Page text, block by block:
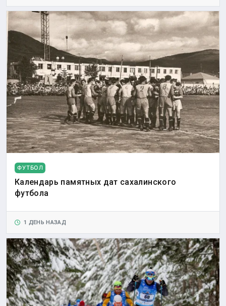
ФУТБОЛ
Календарь памятных дат сахалинского
футбола
1 ДЕНЬ НАЗАД